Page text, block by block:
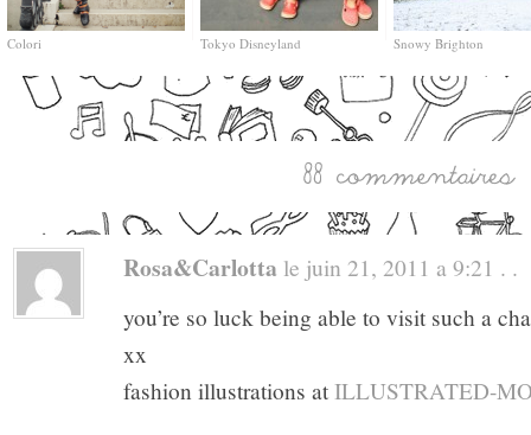
Colori Tokyo Disneyland Snowy Brighton
Rosa&Carlotta le juin 21, 2011 a 9:21 . .
you’re so luck being able to visit such a
xx
fashion illustrations at ILLUSTRATED-